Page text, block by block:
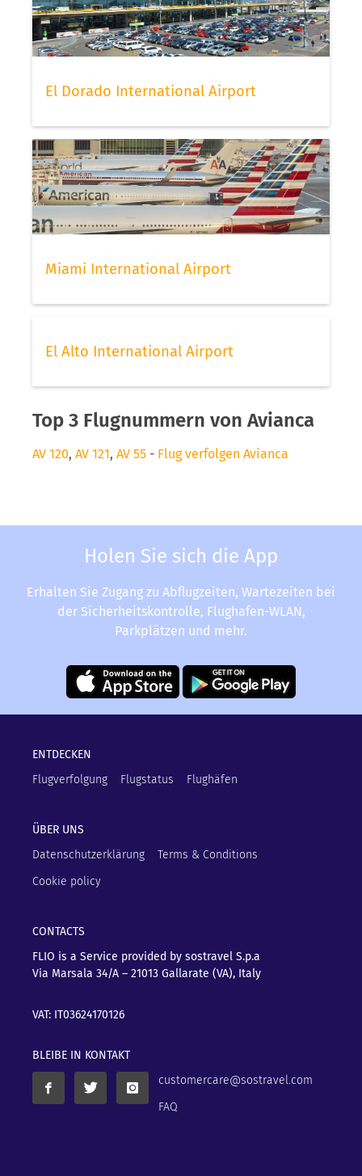
El Dorado International Airport
Miami International Airport
El Alto International Airport
Top 3 Flugnummern von Avianca
AV 120, AV 121, AV 55 - Flug verfolgen Avianca
Holen Sie sich die App
Erhalten Sie Zugang zu Abflugzeiten, Wartezeiten bei
der Sicherheitskontrolle, Flughafen-WLAN,
Parkplätzen und mehr.
ENTDECKEN
Flugverfolgung
Flugstatus Flughäfen
ÜBER UNS
Datenschutzerklärung
Terms & Conditions
Cookie policy
CONTACTS
FLIO is a Service provided by sostravel S.p.a
Via Marsala 34/A – 21013 Gallarate (VA), Italy
VAT: IT03624170126
BLEIBE IN KONTAKT
customercare@sostravel.com
FAQ